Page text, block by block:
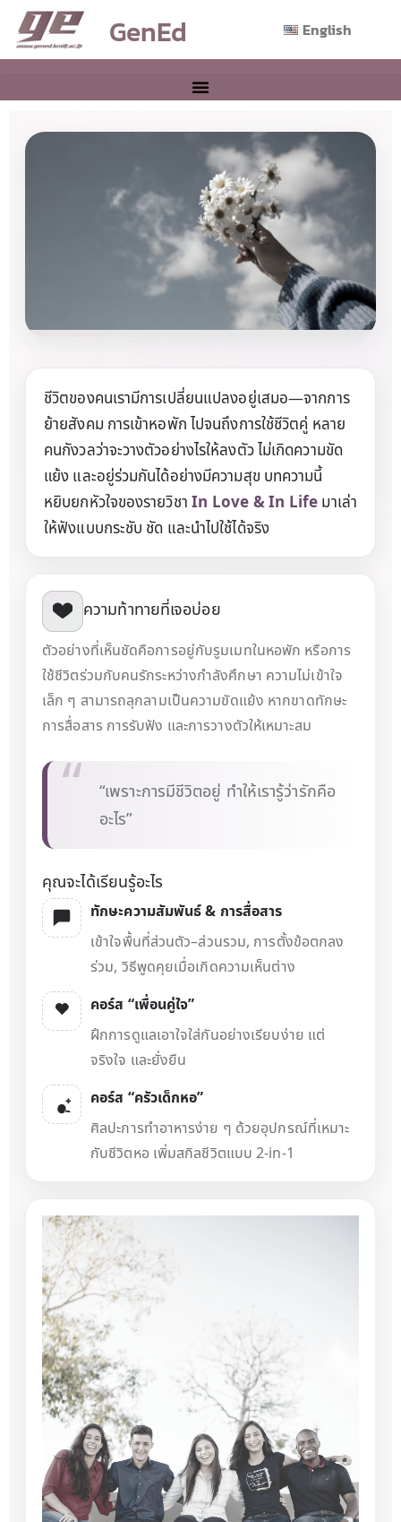
GenEd English
เธอ
เรียนรู้การอยู่ร่วมกันอย่างเข้าใจ ปรับตัวในสังคมใหม่ ๆ และ
สร้างความสัมพันธ์ที่ดีบนพื้นฐานของการสื่อสารและความ
เคารพ
ชีวิตของคนเรามีการเปลี่ยนแปลงอยู่เสมอ—จากการ
ย้ายสังคม การเข้าหอพัก ไปจนถึงการใช้ชีวิตคู่ หลาย
คนกังวลว่าจะวางตัวอย่างไรให้ลงตัว ไม่เกิดความขัด
แย้ง และอยู่ร่วมกันได้อย่างมีความสุข บทความนี้
หยิบยกหัวใจของรายวิชา In Love & In Life มาเล่า
ให้ฟังแบบกระชับ ชัด และนำไปใช้ได้จริง
ความท้าทายที่เจอบ่อย
ตัวอย่างที่เห็นชัดคือการอยู่กับรูมเมทในหอพัก หรือการ
ใช้ชีวิตร่วมกับคนรักระหว่างกำลังศึกษา ความไม่เข้าใจ
เล็ก ๆ สามารถลุกลามเป็นความขัดแย้ง หากขาดทักษะ
การสื่อสาร การรับฟัง และการวางตัวให้เหมาะสม
“เพราะการมีชีวิตอยู่ ทำให้เรารู้ว่ารักคือ
อะไร”
คุณจะได้เรียนรู้อะไร
ทักษะความสัมพันธ์ & การสื่อสาร
เข้าใจพื้นที่ส่วนตัว–ส่วนรวม, การตั้งข้อตกลง
ร่วม, วิธีพูดคุยเมื่อเกิดความเห็นต่าง
คอร์ส “เพื่อนคู่ใจ”
ฝึกการดูแลเอาใจใส่กันอย่างเรียบง่าย แต่
จริงใจ และยั่งยืน
คอร์ส “ครัวเด็กหอ”
ศิลปะการทำอาหารง่าย ๆ ด้วยอุปกรณ์ที่เหมาะ
กับชีวิตหอ เพิ่มสกิลชีวิตแบบ 2-in-1